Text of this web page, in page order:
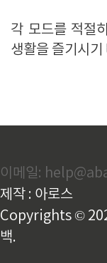
각 모드를 적절
생활을 즐기시기
이메일:
제작 : 아로스
Copyrights ©
백.